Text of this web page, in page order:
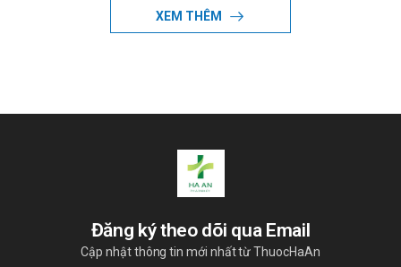
XEM THÊM
Đăng ký theo dõi qua Email
Cập nhật thông tin mới nhất từ ThuocHaAn